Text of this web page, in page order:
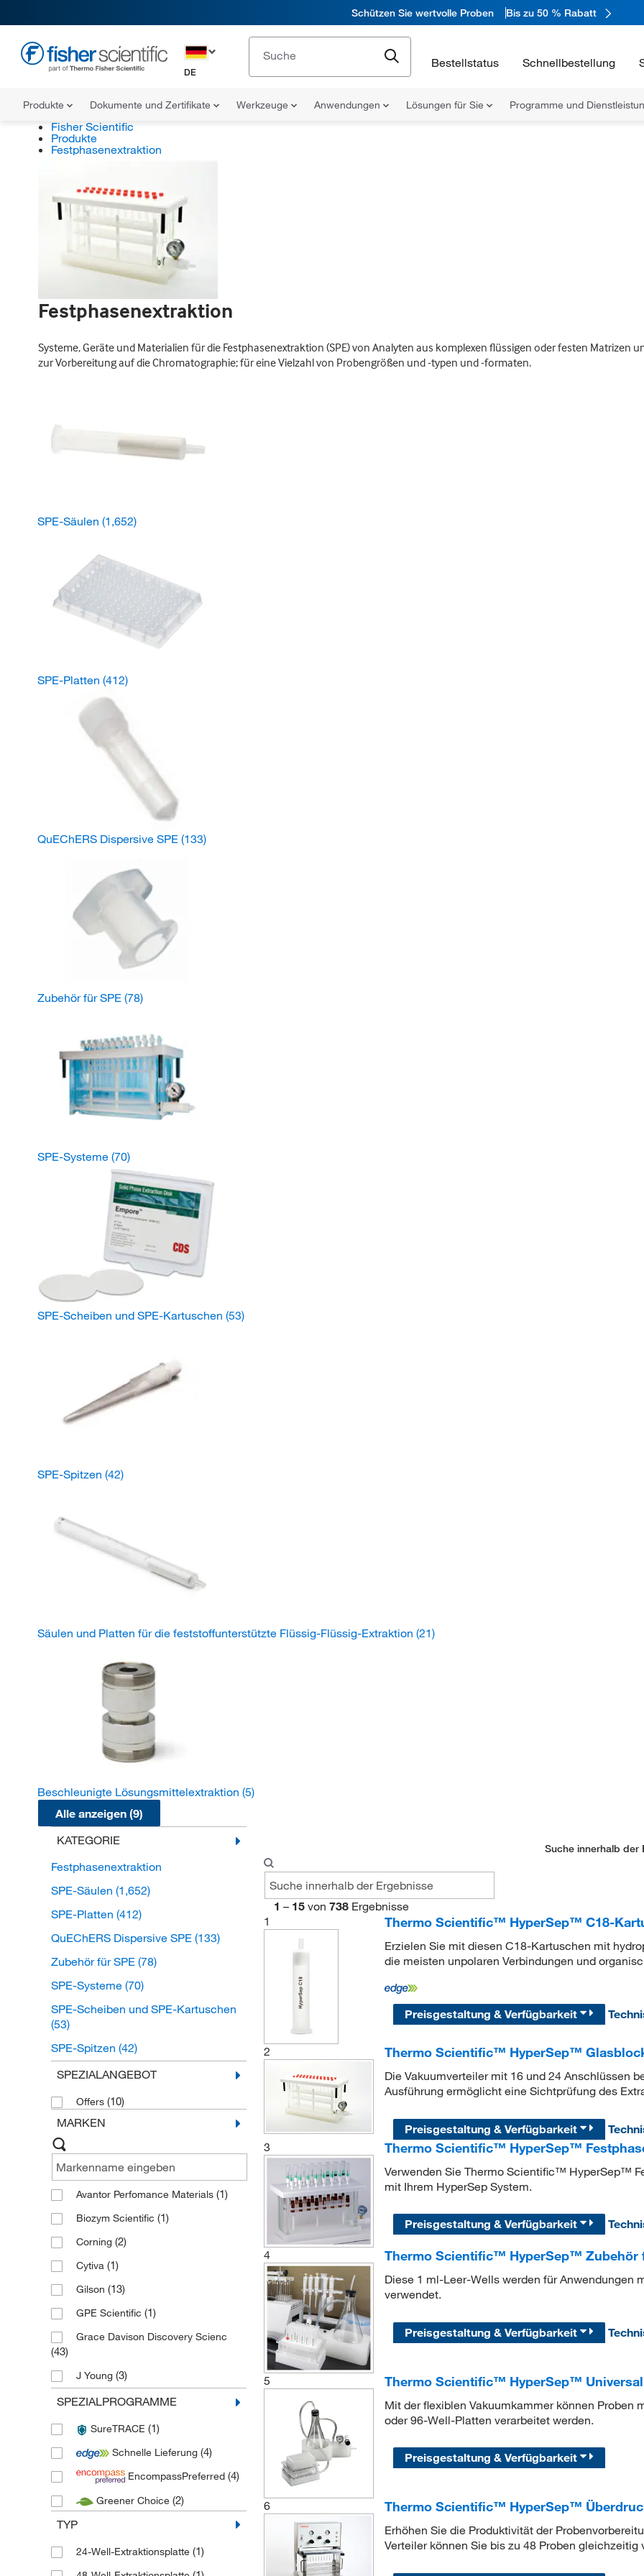
Schützen Sie wertvolle Proben Bis zu 50 % Rabatt
DE
Bestellstatus Schnellbestellung
Produkte Dokumente und Zertifikate Werkzeuge Anwendungen Lösungen für Sie Programme und
Fisher Scientific
Produkte
Festphasenextraktion
Festphasenextraktion
Systeme, Geräte und Materialien für die Festphasenextraktion (SPE) von Analyten aus komplexen flüssigen oder festen Matrizen
zur Vorbereitung auf die Chromatographie; für eine Vielzahl von Probengrößen und -typen und -formaten.
SPE-Säulen (1,652)
SPE-Platten (412)
QuEChERS Dispersive SPE (133)
Zubehör für SPE (78)
SPE-Systeme (70)
SPE-Scheiben und SPE-Kartuschen (53)
SPE-Spitzen (42)
Säulen und Platten für die feststoffunterstützte Flüssig-Flüssig-Extraktion (21)
Beschleunigte Lösungsmittelextraktion (5)
Alle anzeigen (9)
KATEGORIE
Festphasenextraktion
SPE-Säulen (1,652)
SPE-Platten (412)
QuEChERS Dispersive SPE (133)
Zubehör für SPE (78)
SPE-Systeme (70)
SPE-Scheiben und SPE-Kartuschen
(53)
SPE-Spitzen (42)
Säulen und Platten für die
Extraktion (21)
Beschleunigte
Lösungsmittelextraktion
SPEZIALANGEBOT
Offers (10)
MARKEN
Avantor Perfomance Materials (1)
Biozym Scientific (1)
Corning (2)
Cytiva (1)
Gilson (13)
GPE Scientific (1)
Grace Davison Discovery Scienc
(43)
J Young (3)
JT Baker(40)
Kimble Chase(7)
Macherey Nagel (407)
Merck(1)
Phenomenex
Porvair Sciences
SPEZIALPROGRAMME
SureTRACE (1)
Schnelle Lieferung (4)
EncompassPreferred (4)
Greener Choice (2)
TYP
24-Well-Extraktionsplatte (1)
Suche innerhalb der
1 – 15 von 738 Ergebnisse
1
Thermo Scientific™ HyperSep™ C18-
Erzielen Sie mit diesen C18-Kartuschen mit
die meisten unpolaren Verbindungen und
Preisgestaltung & Verfügbarkeit
2 Thermo Scientific™ HyperSep™
Die Vakuumverteiler mit 16 und 24 Anschlüssen
Ausführung ermöglicht eine Sichtprüfung des
Preisgestaltung & Verfügbarkeit
3
Thermo Scientific™ HyperSep™
Verwenden Sie Thermo Scientific™ HyperSep™
mit Ihrem HyperSep System.
Preisgestaltung & Verfügbarkeit
4 Thermo Scientific™ HyperSep™ Zubehör
Diese 1 ml-Leer-Wells werden für
verwendet.
Preisgestaltung & Verfügbarkeit
5 Thermo Scientific™ HyperSep™
Mit der flexiblen Vakuumkammer können Proben
oder 96-Well-Platten verarbeitet werden.
Preisgestaltung & Verfügbarkeit
6 Thermo Scientific™ HyperSep™
Erhöhen Sie die Produktivität der
Verteiler können Sie bis zu 48 Proben gleichzeitig